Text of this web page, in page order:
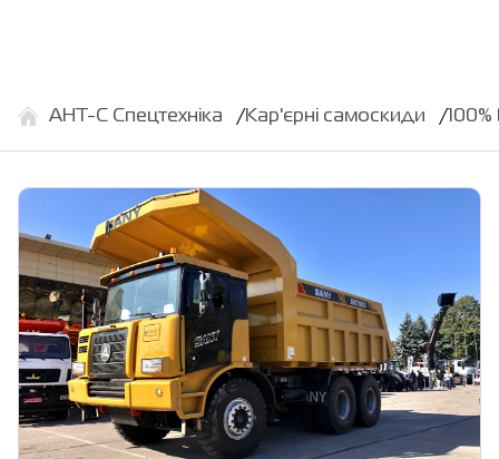
АНТ-С Спецтехніка Кар'єрні самоскиди